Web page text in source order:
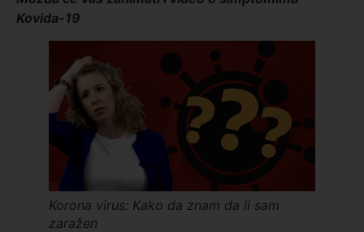
Kovida-19
Korona virus: Kako da znam da li sam
zaražen